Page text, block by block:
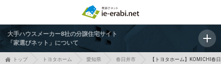
大手ハウスメーカー8社の分譲住宅サイト
「家選びネット」について
トップ トヨタホーム 愛知県 春日井市 【トヨタホーム】KOMICHI春